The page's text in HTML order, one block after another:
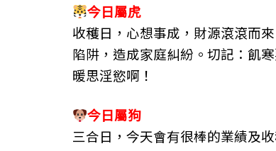
今日屬虎
收穫日，心想事成，財源滾滾而
陷阱，造成家庭糾紛。切記：飢
暖思淫慾啊！
今日屬狗
三合日，今天會有很棒的業績及